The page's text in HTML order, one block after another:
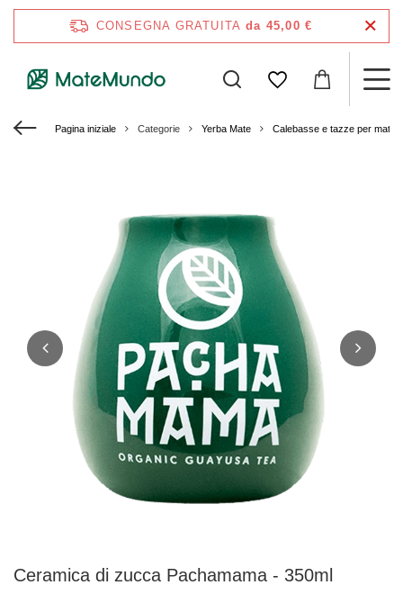
CONSEGNA GRATUITA da 45,00 €
Pagina iniziale Categorie Yerba Mate Calebasse e tazze per mate
Ceramica di zucca Pachamama - 350ml